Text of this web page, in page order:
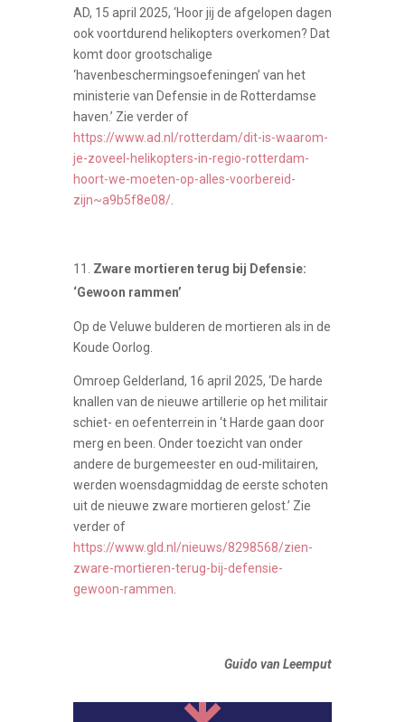
AD, 15 april 2025, ‘Hoor jij de afgelopen dagen
ook voortdurend helikopters overkomen? Dat
komt door grootschalige
‘havenbeschermingsoefeningen’ van het
ministerie van Defensie in de Rotterdamse
haven.’ Zie verder of
https://www.ad.nl/rotterdam/dit-is-waarom-
je-zoveel-helikopters-in-regio-rotterdam-
hoort-we-moeten-op-alles-voorbereid-
zijn~a9b5f8e08/.
Zware mortieren terug bij Defensie:
‘Gewoon rammen’
Op de Veluwe bulderen de mortieren als in de
Koude Oorlog.
Omroep Gelderland, 16 april 2025, ‘De harde
knallen van de nieuwe artillerie op het militair
schiet- en oefenterrein in ‘t Harde gaan door
merg en been. Onder toezicht van onder
andere de burgemeester en oud-militairen,
werden woensdagmiddag de eerste schoten
uit de nieuwe zware mortieren gelost.’ Zie
verder of
https://www.gld.nl/nieuws/8298568/zien-
zware-mortieren-terug-bij-defensie-
gewoon-rammen
Guido van Leemput